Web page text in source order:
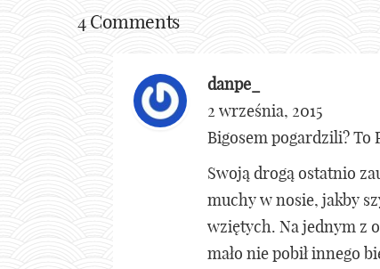
4 Comments
danpe_
2 września, 2015
Bigosem pogardzili? To
Swoją drogą ostatnio
muchy w nosie, jakby
wziętych. Na jednym z
mało nie pobił innego